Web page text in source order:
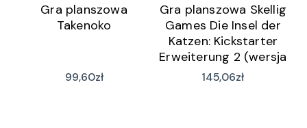
Gra planszowa
Takenoko
99,60zł
Gra planszowa Skellig
Games Die Insel der
Katzen: Kickstarter
Erweiterung 2 (wersja
niemiecka)
145,06zł